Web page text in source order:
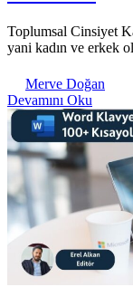
Toplumsal Cinsiyet
yani kadın ve erkek
Merve Doğan
Devamını Oku